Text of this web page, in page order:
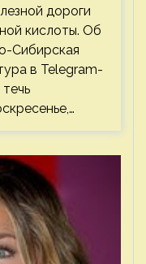
дороги
кислоты. Об
Сибирская
в Telegram-